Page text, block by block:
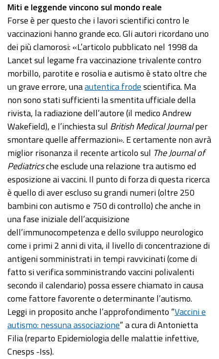
Miti e leggende vincono sul mondo reale
Forse è per questo che i lavori scientifici contro le
vaccinazioni hanno grande eco. Gli autori ricordano uno
dei più clamorosi: «L’articolo pubblicato nel 1998 da
Lancet sul legame fra vaccinazione trivalente contro
morbillo, parotite e rosolia e autismo è stato oltre che
un grave errore, unaautentica frodescientifica. Ma
non sono stati sufficienti la smentita ufficiale della
rivista, la radiazione dell’autore (il medico Andrew
Wakefield), e l’inchiesta sul British Medical Journalper
smontare quelle affermazioni». E certamente non avrà
miglior risonanza il recente articolo sul The Journal of
Pediatricsche esclude una relazione tra autismo ed
esposizione ai vaccini. Il punto di forza di questa ricerca
è quello di aver escluso su grandi numeri (oltre 250
bambini con autismo e 750 di controllo) che anche in
una fase iniziale dell’acquisizione
dell’immunocompetenza e dello sviluppo neurologico
come i primi 2 anni di vita, il livello di concentrazione di
antigeni somministrati in tempi ravvicinati (come di
fatto si verifica somministrando vaccini polivalenti
secondo il calendario) possa essere chiamato in causa
come fattore favorente o determinante l’autismo.
Leggi in proposito anche l’approfondimento “Vaccini e
autismo: nessuna associazione” a cura di Antonietta
Filia (reparto Epidemiologia delle malattie infettive,
Cnesps -Iss).